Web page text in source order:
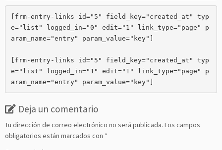
[frm-entry-links id="5" field_key="created_at" typ
e="list" logged_in="0" edit="1" link_type="page" p
aram_name="entry" param_value="key"]
[frm-entry-links id="5" field_key="created_at" typ
e="list" logged_in="1" edit="1" link_type="page" p
aram_name="entry" param_value="key"]
Deja un comentario
Tu dirección de correo electrónico no será publicada. Los campos
obligatorios están marcados con *